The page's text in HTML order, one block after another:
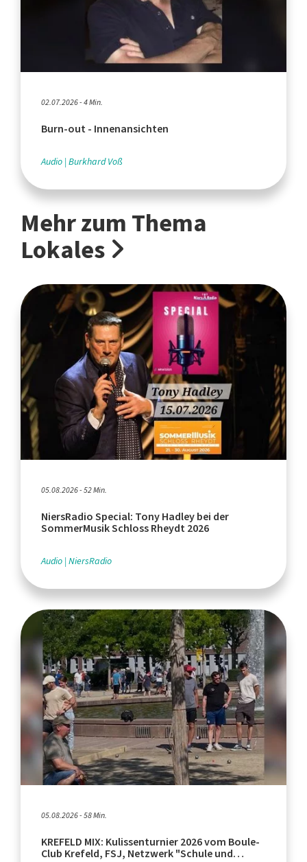
02.07.2026 - 4 Min.
Burn-out - Innenansichten
Audio Burkhard Voß
Mehr zum Thema
Lokales
05.08.2026 - 52 Min.
NiersRadio Special: Tony Hadley bei der
SommerMusik Schloss Rheydt 2026
Audio NiersRadio
05.08.2026 - 58 Min.
KREFELD MIX: Kulissenturnier 2026 vom Boule-
Club Krefeld, FSJ, Netzwerk "Schule und